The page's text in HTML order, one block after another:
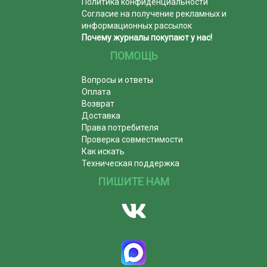
Согласие на получение рекламных и
информационных рассылок
Почему журналы покупают у нас!
ПОМОЩЬ
Вопросы и ответы
Оплата
Возврат
Доставка
Права потребителя
Проверка совместимости
Как искать
Техническая поддержка
ПИШИТЕ НАМ